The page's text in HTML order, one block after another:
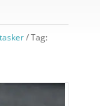
Tag: